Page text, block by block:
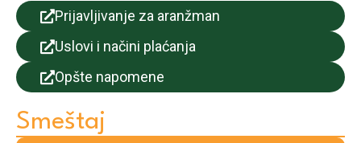
Prijavljivanje za aranžman
Uslovi i načini plaćanja
Opšte napomene
Smeštaj